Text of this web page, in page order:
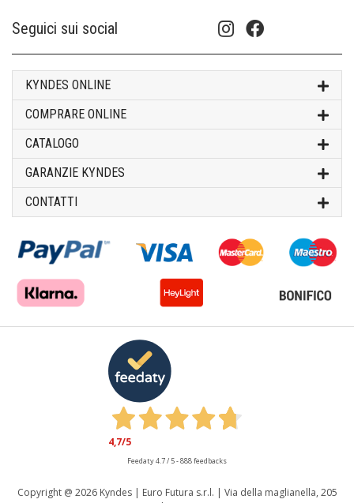
Seguici sui social
KYNDES ONLINE
COMPRARE ONLINE
CATALOGO
GARANZIE KYNDES
CONTATTI
Copyright @ 2026 Kyndes | Euro Futura s.r.l. | Via della maglianella, 205
4,7/5
Feedaty4.7/ 5-888feedbacks